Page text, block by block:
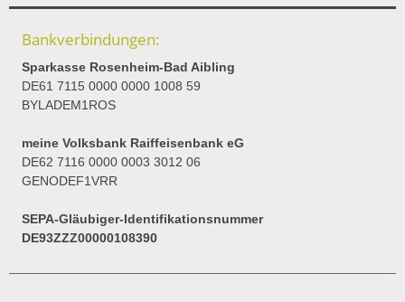
Bankverbindungen:
Sparkasse Rosenheim-Bad Aibling
DE61 7115 0000 0000 1008 59
BYLADEM1ROS
meine Volksbank Raiffeisenbank eG
DE62 7116 0000 0003 3012 06
GENODEF1VRR
SEPA-Gläubiger-Identifikationsnummer
DE93ZZZ00000108390